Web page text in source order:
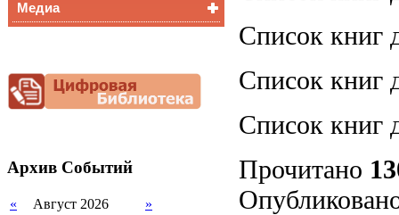
Снижение
документационной
нагрузки
Медиа
Архив Событий
« Август 2026
»
Список книг
Список книг
Список книг
Прочитано